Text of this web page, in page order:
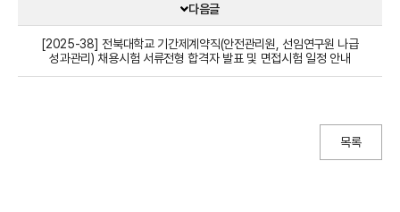
다음글
[2025-38] 전북대학교 기간제계약직(안전관리원, 선임연구원 나급
성과관리) 채용시험 서류전형 합격자 발표 및 면접시험 일정 안내
목록